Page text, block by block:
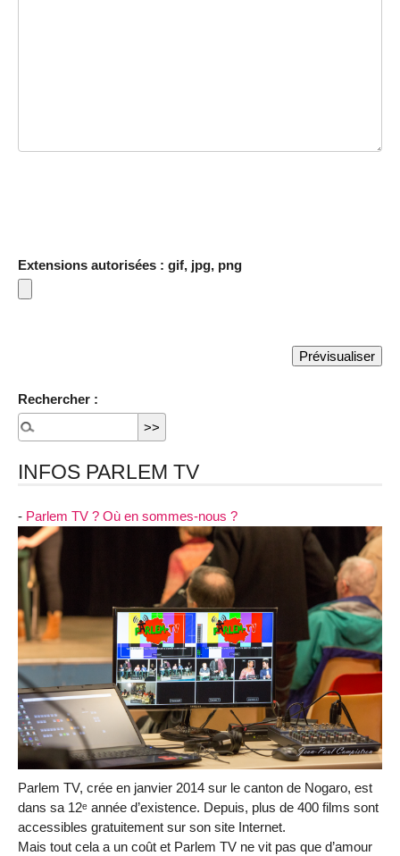
Extensions autorisées : gif, jpg, png
Rechercher :
INFOS PARLEM TV
- Parlem TV ? Où en sommes-nous ?
Parlem TV, crée en janvier 2014 sur le canton de Nogaro, est
dans sa 12ᵉ année d’existence. Depuis, plus de 400 films sont
accessibles gratuitement sur son site Internet.
Mais tout cela a un coût et Parlem TV ne vit pas que d’amour